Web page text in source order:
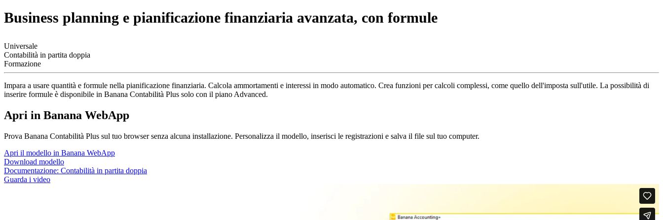
Business planning e pianificazione finanziaria avanzata, con formule
Universale
Contabilità in partita doppia
Formazione
Impara a usare quantità e formule nella pianificazione finanziaria. Calcola ammortamenti e interessi in modo automatico. Crea funzioni per calcoli complessi, come quello dell'imposta sull'utile. La possibilità di
inserire formule è disponibile in Banana Contabilità Plus solo con il piano Advanced.
Apri in Banana WebApp
Prova Banana Contabilità Plus sul tuo browser senza alcuna installazione. Personalizza il modello, inserisci le registrazioni e salva il file sul tuo computer.
Apri il modello in Banana WebApp
Download modello
Documentazione: Contabilità in partita doppia
Guarda i video